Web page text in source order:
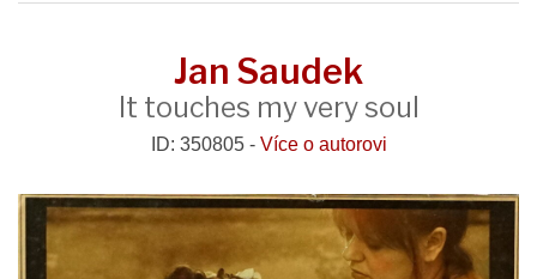
Jan Saudek
It touches my very soul
ID: 350805 - Více o autorovi